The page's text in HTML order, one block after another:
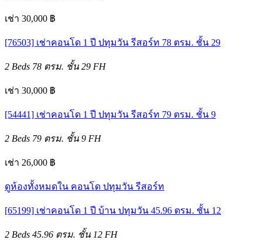
เช่า 30,000 ฿
[76503] เช่าคอนโด 1 ปี ปทุมวัน รีสอร์ท 78 ตรม. ชั้น 29
2 Beds 78 ตรม. ชั้น 29 FH
เช่า 30,000 ฿
[54441] เช่าคอนโด 1 ปี ปทุมวัน รีสอร์ท 79 ตรม. ชั้น 9
2 Beds 79 ตรม. ชั้น 9 FH
เช่า 26,000 ฿
ดูห้องทั้งหมดใน คอนโด ปทุมวัน รีสอร์ท
[65199] เช่าคอนโด 1 ปี บ้าน ปทุมวัน 45.96 ตรม. ชั้น 12
2 Beds 45.96 ตรม. ชั้น 12 FH